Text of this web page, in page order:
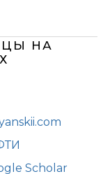
НА
Scholar